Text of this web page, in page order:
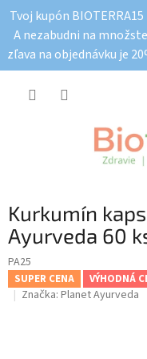
obsah
Tvoj kupón
A nezabudni na
zľava na objednávku je
Kurkumín
Ayurveda 60
PA25
SUPER CENA VÝHODNÁ
Značka: Planet Ayurveda